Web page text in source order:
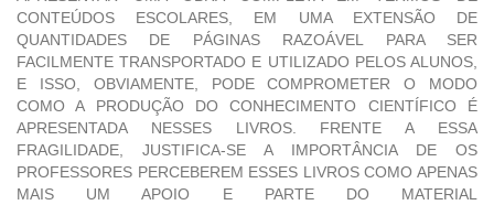
CONTEÚDOS ESCOLARES, EM UMA EXTENSÃO DE
QUANTIDADES DE PÁGINAS RAZOÁVEL PARA SER
FACILMENTE TRANSPORTADO E UTILIZADO PELOS ALUNOS,
E ISSO, OBVIAMENTE, PODE COMPROMETER O MODO
COMO A PRODUÇÃO DO CONHECIMENTO CIENTÍFICO É
APRESENTADA NESSES LIVROS. FRENTE A ESSA
FRAGILIDADE, JUSTIFICA-SE A IMPORTÂNCIA DE OS
PROFESSORES PERCEBEREM ESSES LIVROS COMO APENAS
MAIS UM APOIO E PARTE DO MATERIAL